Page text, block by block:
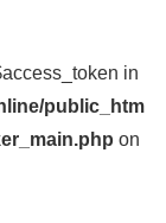
in
public_htm
on